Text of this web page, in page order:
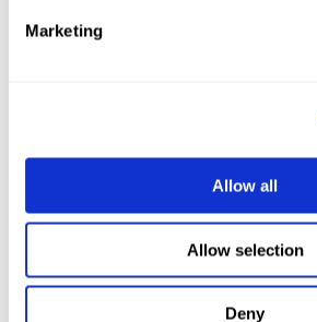
Marketing
Allow all
Allow selection
Deny
Kommentar absenden
Erforderliche Felder sind mit*
Kommentar*